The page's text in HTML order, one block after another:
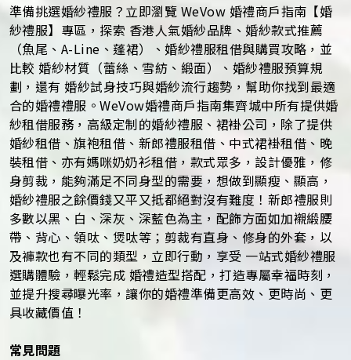
準備挑選婚紗禮服？立即瀏覽 WeVow 婚禮商戶指南【婚
紗禮服】專區，探索 香港人氣婚紗品牌、婚紗款式推薦
（魚尾、A-Line、蓬裙）、婚紗禮服租借與購買攻略，並
比較 婚紗材質（蕾絲、雪紡、緞面）、婚紗禮服預算規
劃，還有 婚紗試身技巧與婚紗流行趨勢，幫助你找到最適
合的婚禮禮服。WeVow婚禮商戶指南集齊城中所有提供婚
紗租借服務，高級定制的婚紗禮服、裙褂公司，除了提供
婚紗租借、旗袍租借、新郎禮服租借、中式裙褂租借、晚
裝租借、亦有媽咪奶奶衫租借，款式眾多，設計優雅，修
身剪裁，能夠滿足不同身型的需要，想做到顯瘦、顯高，
婚紗禮服之餘價錢又平又抵都絕對沒有難度！新郎禮服則
多數以黑、白、深灰、深藍色為主，配飾方面如加襯緞腰
帶、背心、領呔、煲呔等；剪裁有直身、修身的外套，以
及褲款也有不同的類型，立即行動，享受 一站式婚紗禮服
選購體驗，輕鬆完成 婚禮造型搭配，打造專屬幸福時刻，
並提升搜尋曝光率，讓你的婚禮準備更高效、更時尚、更
具收藏價值！
常見問題